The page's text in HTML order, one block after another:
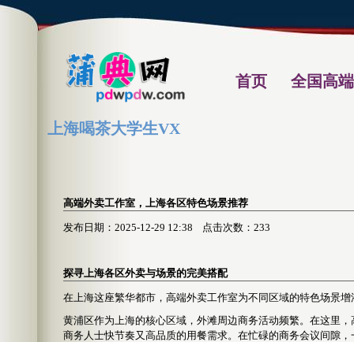
首页 全国高
上海喝茶大学生VX
高端外卖工作室，上海各区特色场景推荐
发布日期：2025-12-29 12:38 点击次数：233
探寻上海各区外卖与场景的完美搭配
在上海这座繁华都市，高端外卖工作室为不同区域的特色场景
黄浦区作为上海的核心区域，外滩周边商务活动频繁。在这里
商务人士快节奏又高品质的用餐需求。在忙碌的商务会议间隙